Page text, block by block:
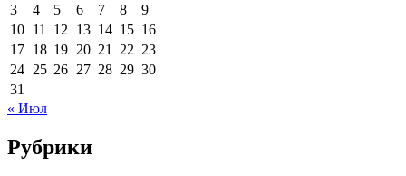
3
4 5 6 7 8
9
10 11 12 13 14 15 16
17 18 19 20 21 22 23
24 25 26 27 28 29 30
31
« Июл
Рубрики